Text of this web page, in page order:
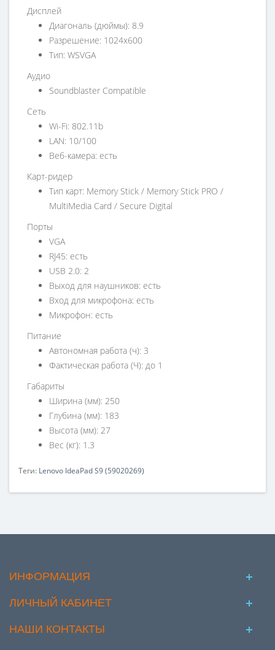
Дисплей
Диагональ (дюймы): 8.9
Разрешение: 1024x600
Тип: WSVGA
Аудио
Soundblaster Compatible
Сеть
Wi-Fi: 802.11b
LAN: 10/100
Веб-камера: есть
Карт-ридер
Тип карт: Memory Stick / Memory Stick PRO /
MultiMedia Card / Secure Digital
Порты
VGA
RJ45: есть
USB 2.0: 2
Выход для наушников: есть
Вход для микрофона: есть
Микрофон: есть
Питание
Автономная работа (ч): 3
Фактическая работа (Ч): до 1
Габариты
Ширина (мм): 250
Глубина (мм): 183
Высота (мм): 27
Вес (кг): 1.3
Теги: Lenovo IdeaPad S9 (59020269)
ИНФОРМАЦИЯ
ЛИЧНЫЙ КАБИНЕТ
НАШИ КОНТАКТЫ